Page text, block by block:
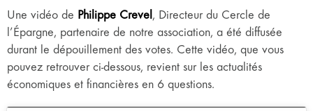
Une vidéo de Philippe Crevel, Directeur du Cercle de
l’Épargne, partenaire de notre association, a été diffusée
durant le dépouillement des votes. Cette vidéo, que vous
pouvez retrouver ci-dessous, revient sur les actualités
économiques et financières en 6 questions.